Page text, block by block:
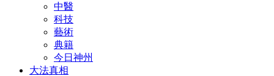
中醫
科技
藝術
典籍
今日神州
大法真相